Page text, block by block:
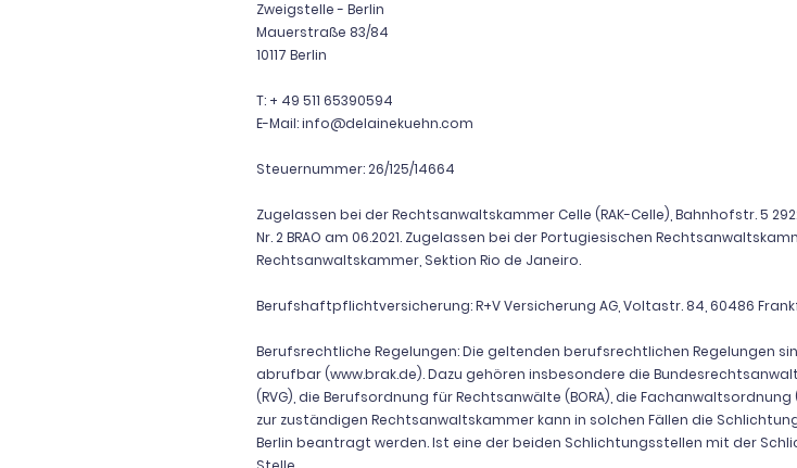
Zweigstelle - Berlin
Mauerstraße 83/84
10117 Berlin
T: + 49 511 65390594
E-Mail:info@delainekuehn.com
Steuernummer: 26/125/14664
Zugelassen bei der Rechtsanwaltskammer Celle (RAK-Celle), Bahnhofstr. 5
Nr. 2 BRAO am 06.2021. Zugelassen bei der Portugiesischen
Rechtsanwaltskammer, Sektion Rio de Janeiro.
Berufshaftpflichtversicherung: R+V Versicherung AG, Voltastr. 84, 60486
Berufsrechtliche Regelungen: Die geltenden berufsrechtlichen Regelungen
abrufbar (www.brak.de). Dazu gehören insbesondere die
(RVG), die Berufsordnung für Rechtsanwälte (BORA), die
zur zuständigen Rechtsanwaltskammer kann in solchen Fällen die
Berlin beantragt werden. Ist eine der beiden Schlichtungsstellen mit der